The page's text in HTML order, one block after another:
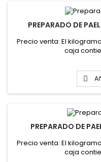
PREPARADO DE
Precio venta: El
caja

PREPARADO DE
Precio venta: El
caja